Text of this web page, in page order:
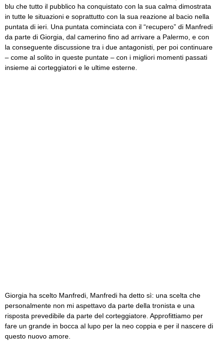
blu che tutto il pubblico ha conquistato con la sua calma dimostrata
in tutte le situazioni e soprattutto con la sua reazione al bacio nella
puntata di ieri. Una puntata cominciata con il “recupero” di Manfredi
da parte di Giorgia, dal camerino fino ad arrivare a Palermo, e con
la conseguente discussione tra i due antagonisti, per poi continuare
– come al solito in queste puntate – con i migliori momenti passati
insieme ai corteggiatori e le ultime esterne.
Giorgia ha scelto Manfredi, Manfredi ha detto sì: una scelta che
personalmente non mi aspettavo da parte della tronista e una
risposta prevedibile da parte del corteggiatore. Approfittiamo per
fare un grande in bocca al lupo per la neo coppia e per il nascere di
questo nuovo amore.